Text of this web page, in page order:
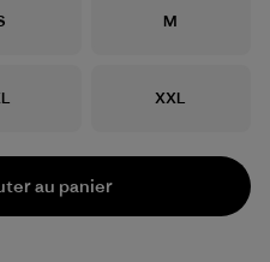
Taille
M
Taille
XXL
au panier